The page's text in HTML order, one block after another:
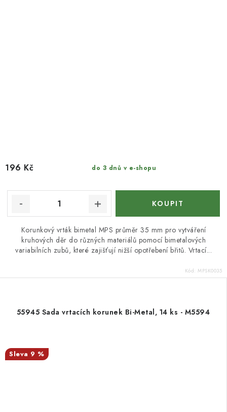
do 3 dnů v e-shopu
196 Kč
Korunkový vrták bimetal MPS průměr 35 mm pro vytváření
kruhových děr do různých materiálů pomocí bimetalových
variabilních zubů, které zajišťují nižší opotřebení břitů. Vrtací...
Kód: MPSK0035
55945 Sada vrtacích korunek Bi-Metal, 14 ks - M5594
9 %